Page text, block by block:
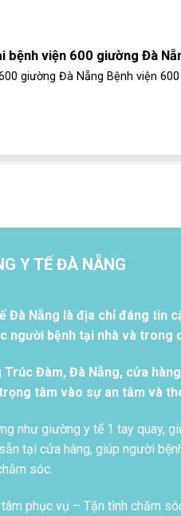
bệnh viện 600 giường Đà
giường Đà Nẵng Bệnh viện
Y TẾ ĐÀ NẴNG
Đà Nẵng là địa chỉ đáng tin
người bệnh tại nhà và trong
Đàm, Đà Nẵng, cửa
tâm vào sự an tâm và
như giường y tế 1 tay quay,
tại cửa hàng, giúp người
sóc.
phục vụ – Tận tình chăm